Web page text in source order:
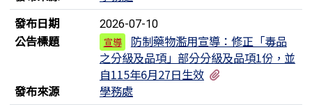
發布日期
2026-07-10
公告標題 宣導
防制藥物濫用宣導：修正「毒品
之分級及品項」部分分級及品項1份，並
自115年6月27日生效
發布來源
學務處